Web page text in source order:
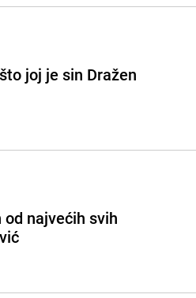
joj je sin Dražen
od najvećih svih